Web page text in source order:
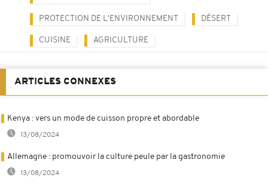
PROTECTION DE L'ENVIRONNEMENT DÉSERT
CUISINE AGRICULTURE
ARTICLES CONNEXES
Kenya : vers un mode de cuisson propre et abordable
13/08/2024
Allemagne : promouvoir la culture peule par la gastronomie
13/08/2024